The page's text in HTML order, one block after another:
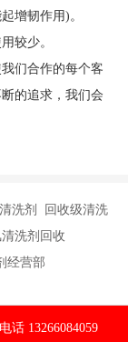
增韧作用)。
较少。
们合作的每个客
的追求，我们会
洗剂 回收级清洗
洗剂回收
经营部
话 13266084059